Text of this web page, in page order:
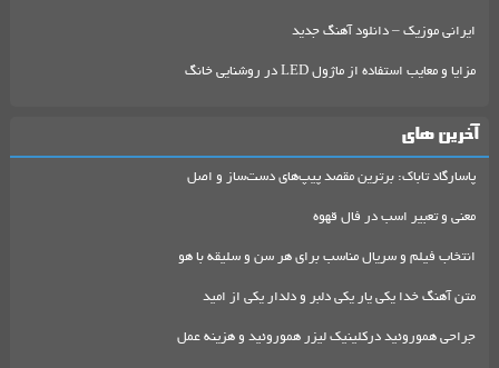
ایرانی موزیک – دانلود آهنگ جدید
مزایا و معایب استفاده از ماژول LED در روشنایی خانگ
آخرین های
پاسارگاد تاباک: برترین مقصد پیپ‌های دست‌ساز و اصل
معنی و تعبیر اسب در فال قهوه
انتخاب فیلم و سریال مناسب برای هر سن و سلیقه با هو
متن آهنگ خدا یکی یار یکی دلبر و دلدار یکی از امید
جراحی هموروئید درکلینیک لیزر هموروئید و هزینه عمل